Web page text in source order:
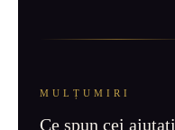
MULȚUMIRI
Ce spun cei ajutați